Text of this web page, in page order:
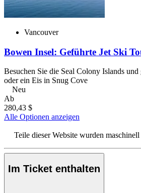
Vancouver
Bowen Insel: Geführte Jet Ski
Besuchen Sie die Seal Colony Islands
oder ein Eis in Snug Cove
Neu
Ab
280,43 $
Alle Optionen anzeigen
Teile dieser Website wurden maschinell
Im Ticket enthalten